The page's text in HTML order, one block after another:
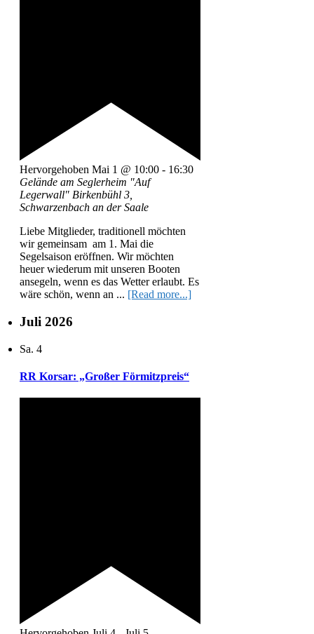
Hervorgehoben Mai 1 @ 10:00 - 16:30
Gelände am Seglerheim "Auf
Legerwall" Birkenbühl 3,
Schwarzenbach an der Saale
Liebe Mitglieder, traditionell möchten
wir gemeinsam am 1. Mai die
Segelsaison eröffnen. Wir möchten
heuer wiederum mit unseren Booten
ansegeln, wenn es das Wetter erlaubt. Es
wäre schön, wenn an ... [Read more...]
Juli 2026
Sa. 4
RR Korsar: „Großer Förmitzpreis“